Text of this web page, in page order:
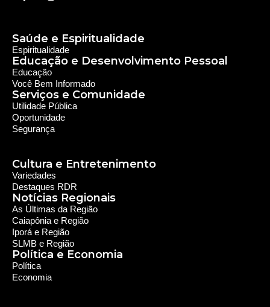
Saúde e Espiritualidade
Espiritualidade
Educação e Desenvolvimento Pessoal
Educação
Você Bem Informado
Serviços e Comunidade
Utilidade Pública
Oportunidade
Segurança
Cultura e Entretenimento
Política e Economia
Notícias Regionais
Política
Economia
As Últimas da Região
Caiapônia e Região
Iporá e Região
SLMB e Região
Variedades
Destaques RDR